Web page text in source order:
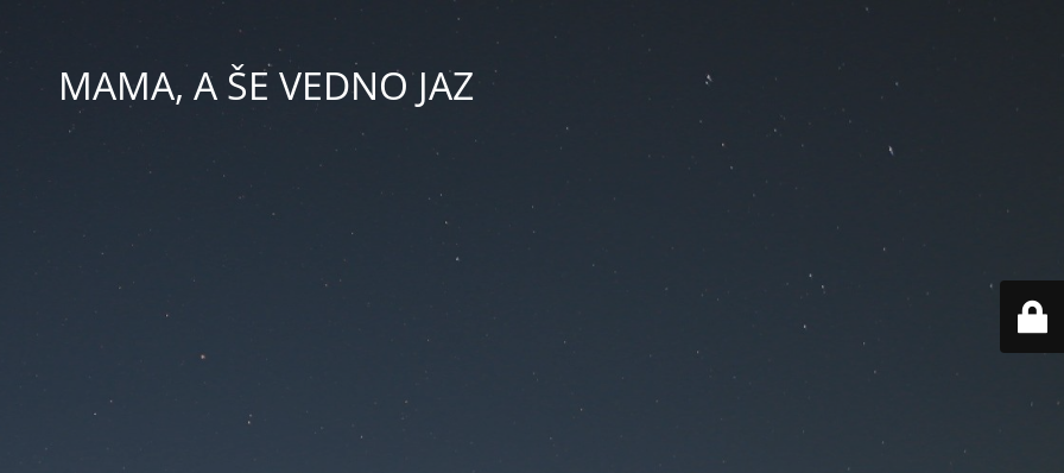
MAMA, A ŠE VEDNO JAZ